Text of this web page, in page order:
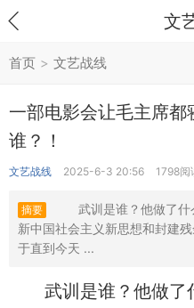
文
首页 > 文艺战线
一部电影会让毛主席
谁？！
文艺战线 2025-6-3 20:56 1798阅
摘要
武训是谁？他做了什
新中国社会主义新思想和封建
于直到今天 ...
武训是谁？他做了